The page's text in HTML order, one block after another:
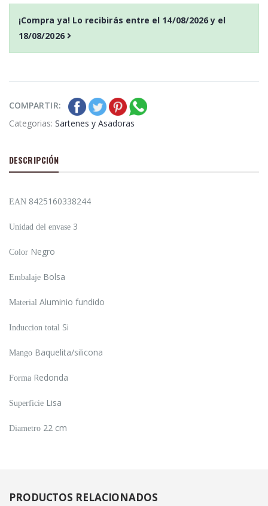
¡Compra ya! Lo recibirás entre el 14/08/2026y el
18/08/2026
COMPARTIR:
Categorias: Sartenes y Asadoras
DESCRIPCIÓN
EAN 8425160338244
Unidad del envase 3
Color Negro
Embalaje Bolsa
Material Aluminio fundido
Induccion total Si
Mango Baquelita/silicona
Forma Redonda
Superficie Lisa
Diametro 22 cm
PRODUCTOS RELACIONADOS